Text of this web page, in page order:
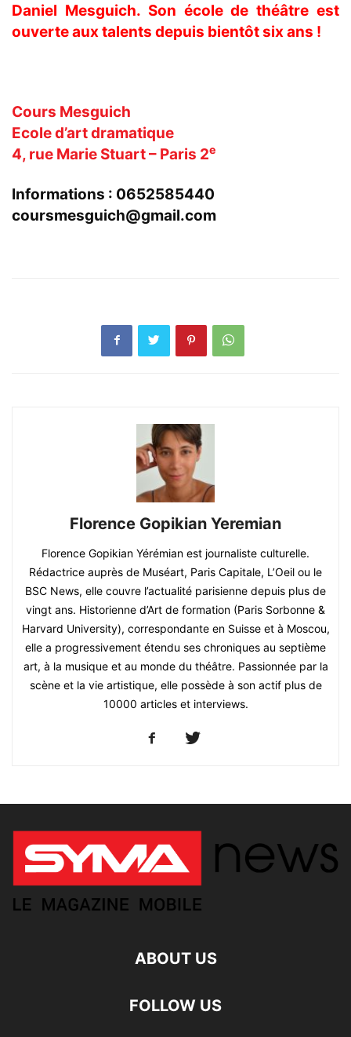
Daniel Mesguich. Son école de théâtre est
ouverte aux talents depuis bientôt six ans !
Cours Mesguich
Ecole d’art dramatique
4, rue Marie Stuart – Paris 2e
Informations : 0652585440
coursmesguich@gmail.com
Florence Gopikian Yeremian
Florence Gopikian Yérémian est journaliste culturelle.
Rédactrice auprès de Muséart, Paris Capitale, L’Oeil ou le
BSC News, elle couvre l’actualité parisienne depuis plus de
vingt ans. Historienne d’Art de formation (Paris Sorbonne &
Harvard University), correspondante en Suisse et à Moscou,
elle a progressivement étendu ses chroniques au septième
art, à la musique et au monde du théâtre. Passionnée par la
scène et la vie artistique, elle possède à son actif plus de
10000 articles et interviews.
ABOUT US
FOLLOW US